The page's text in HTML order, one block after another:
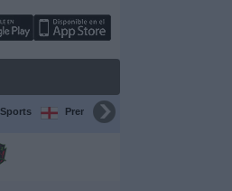
Premier League